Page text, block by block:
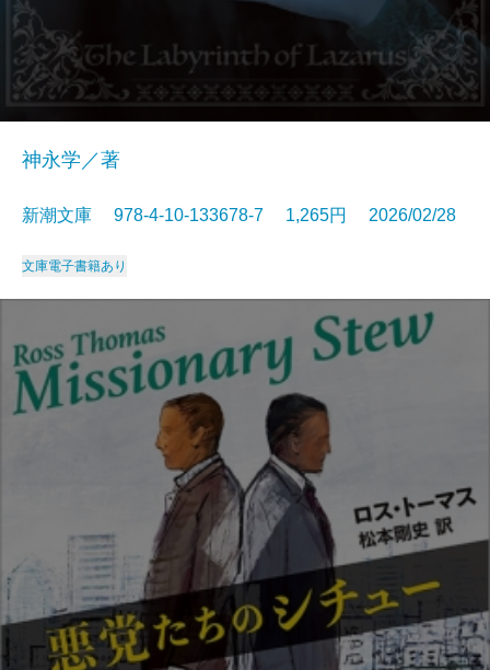
神永学／著
新潮文庫 978-4-10-133678-7 1,265円 2026/02/28
文庫電子書籍あり